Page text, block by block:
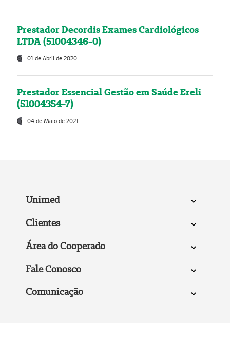
Prestador Decordis Exames Cardiológicos
LTDA (51004346-0)
01 de Abril de 2020
Prestador Essencial Gestão em Saúde Ereli
(51004354-7)
04 de Maio de 2021
Unimed
Clientes
Área do Cooperado
Fale Conosco
Comunicação